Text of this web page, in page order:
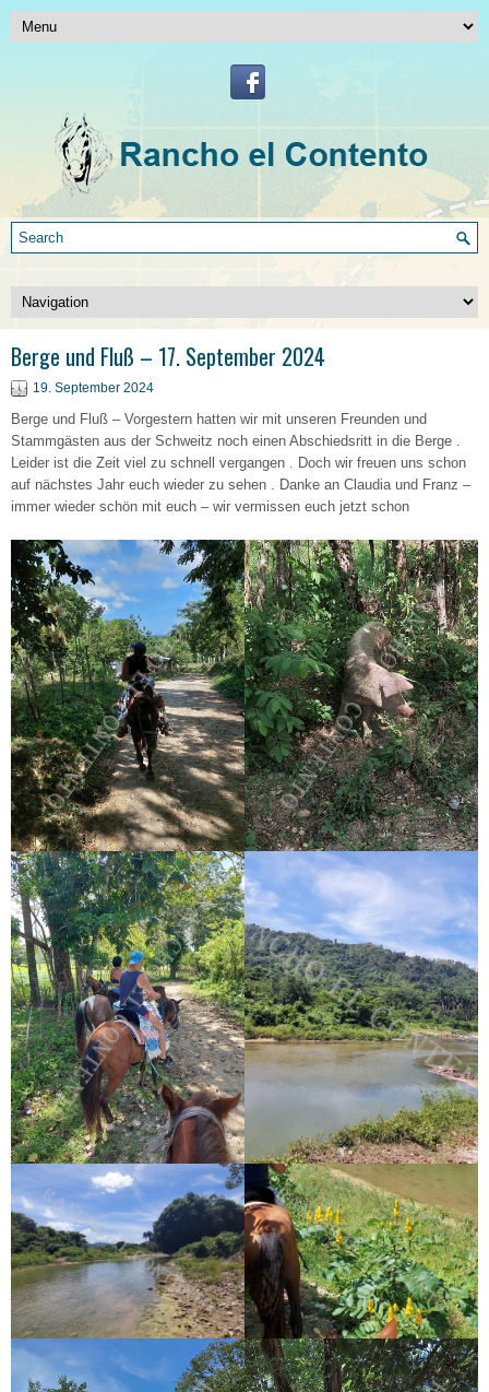
Berge und Fluß – 17. September 2024
19. September 2024
Berge und Fluß – Vorgestern hatten wir mit unseren Freunden und
Stammgästen aus der Schweitz noch einen Abschiedsritt in die Berge .
Leider ist die Zeit viel zu schnell vergangen . Doch wir freuen uns schon
auf nächstes Jahr euch wieder zu sehen . Danke an Claudia und Franz –
immer wieder schön mit euch – wir vermissen euch jetzt schon